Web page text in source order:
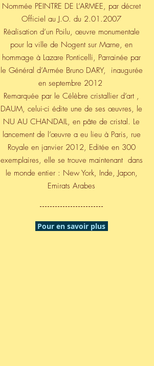
Nommée PEINTRE DE L’ARMEE, par décret
Officiel au J.O. du 2.01.2007
Réalisation d’un Poilu, œuvre monumentale
pour la ville de Nogent sur Marne, en
hommage à Lazare Ponticelli, Parrainée par
le Général d’Armée Bruno DARY, inaugurée
en septembre 2012
Remarquée par le Célèbre cristallier d’art ,
DAUM, celui-ci édite une de ses œuvres, le
NU AU CHANDAIL, en pâte de cristal. Le
lancement de l’œuvre a eu lieu à Paris, rue
Royale en janvier 2012, Editée en 300
exemplaires, elle se trouve maintenant dans
le monde entier : New York, Inde, Japon,
Emirats Arabes
Pour en savoir plus